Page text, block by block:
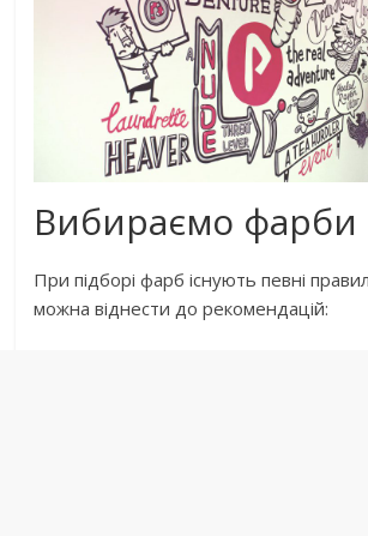
Вибираємо фарби
При підборі фарб існують певні
можна віднести до рекомендацій: